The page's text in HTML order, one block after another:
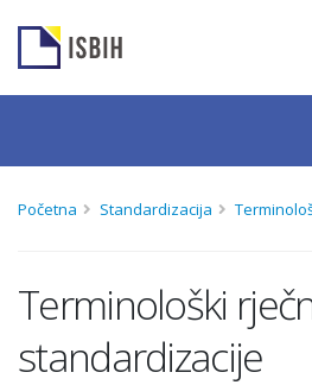
Početna Standardizacija
Terminološki
standardizacije